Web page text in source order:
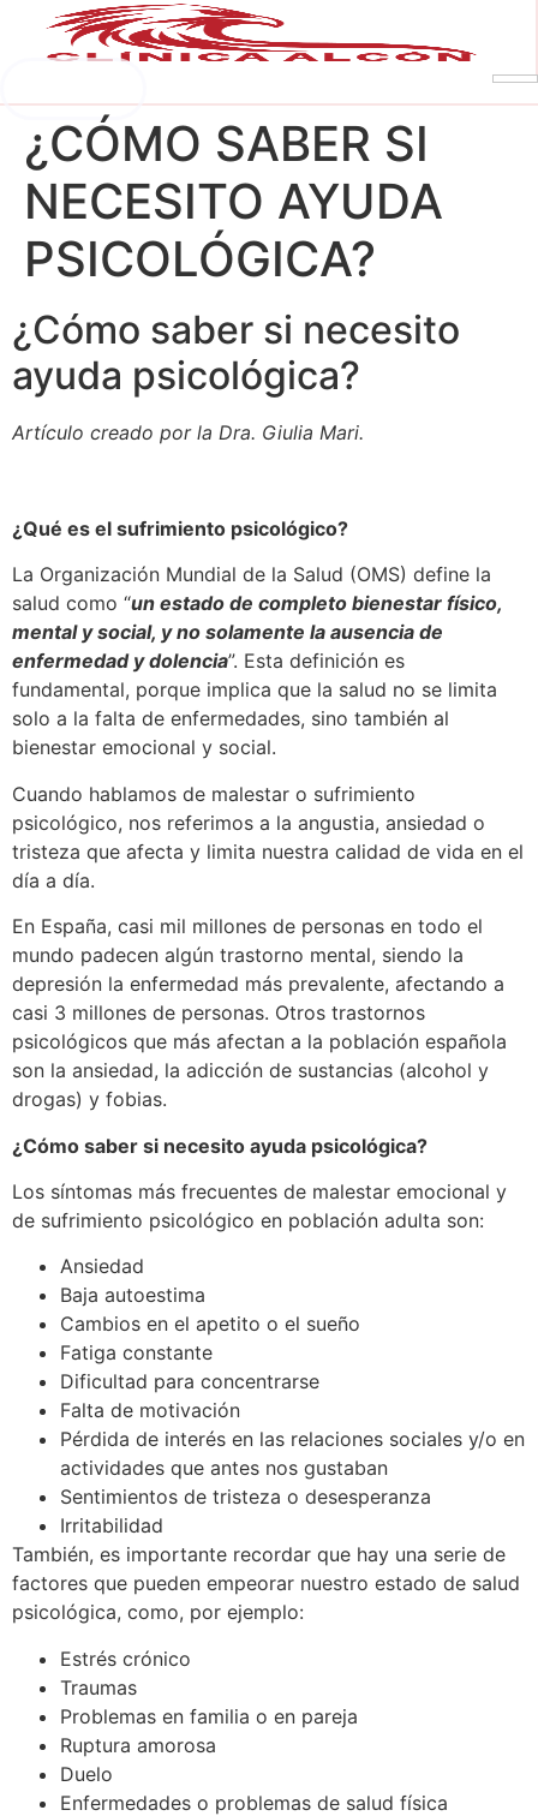
¿CÓMO SABER SI
NECESITO AYUDA
PSICOLÓGICA?
¿Cómo saber si necesito
ayuda psicológica?
Artículo creado por la Dra. Giulia Mari.
¿Qué es el sufrimiento psicológico?
La Organización Mundial de la Salud (OMS) define la
salud como “un estado de completo bienestar físico,
mental y social, y no solamente la ausencia de
enfermedad y dolencia”. Esta definición es
fundamental, porque implica que la salud no se limita
solo a la falta de enfermedades, sino también al
bienestar emocional y social.
Cuando hablamos de malestar o sufrimiento
psicológico, nos referimos a la angustia, ansiedad o
tristeza que afecta y limita nuestra calidad de vida en el
día a día.
En España, casi mil millones de personas en todo el
mundo padecen algún trastorno mental, siendo la
depresión la enfermedad más prevalente, afectando a
casi 3 millones de personas. Otros trastornos
psicológicos que más afectan a la población española
son la ansiedad, la adicción de sustancias (alcohol y
drogas) y fobias.
¿Cómo saber si necesito ayuda psicológica?
Los síntomas más frecuentes de malestar emocional y
de sufrimiento psicológico en población adulta son:
Ansiedad
Baja autoestima
Cambios en el apetito o el sueño
Fatiga constante
Dificultad para concentrarse
Falta de motivación
Pérdida de interés en las relaciones sociales y/o en
actividades que antes nos gustaban
Sentimientos de tristeza o desesperanza
Irritabilidad
También, es importante recordar que hay una serie de
factores que pueden empeorar nuestro estado de salud
psicológica, como, por ejemplo:
Estrés crónico
Traumas
Problemas en familia o en pareja
Ruptura amorosa
Duelo
Enfermedades o problemas de salud física